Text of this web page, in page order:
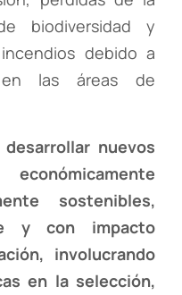
biodiversidad y
debido a
en las áreas de
nuevos
sostenibles,
y con impacto
involucrando
en la selección,